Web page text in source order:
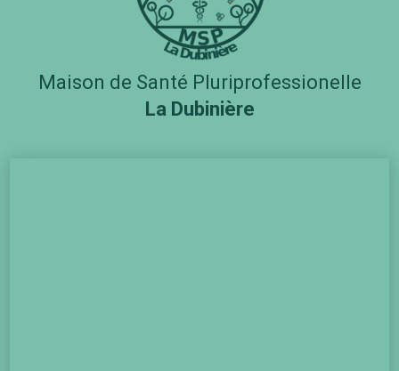
Maison de Santé Pluriprofessionelle
La Dubinière